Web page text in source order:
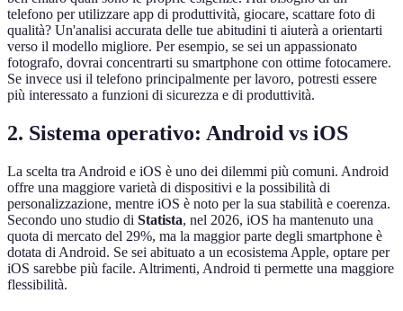
telefono per utilizzare app di produttività, giocare, scattare foto di
qualità? Un'analisi accurata delle tue abitudini ti aiuterà a orientarti
verso il modello migliore. Per esempio, se sei un appassionato
fotografo, dovrai concentrarti su smartphone con ottime fotocamere.
Se invece usi il telefono principalmente per lavoro, potresti essere
più interessato a funzioni di sicurezza e di produttività.
2. Sistema operativo: Android vs iOS
La scelta tra Android e iOS è uno dei dilemmi più comuni. Android
offre una maggiore varietà di dispositivi e la possibilità di
personalizzazione, mentre iOS è noto per la sua stabilità e coerenza.
Secondo uno studio di Statista, nel 2026, iOS ha mantenuto una
quota di mercato del 29%, ma la maggior parte degli smartphone è
dotata di Android. Se sei abituato a un ecosistema Apple, optare per
iOS sarebbe più facile. Altrimenti, Android ti permette una maggiore
flessibilità.